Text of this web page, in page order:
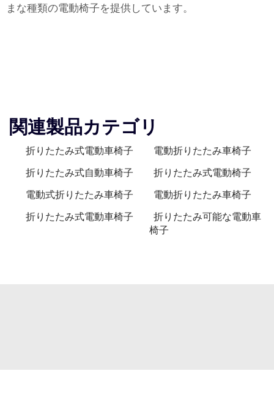
まな種類の電動椅子を提供しています。
関連製品カテゴリ
折りたたみ式電動車椅子
電動折りたたみ車椅子
折りたたみ式自動車椅子
折りたたみ式電動椅子
電動式折りたたみ車椅子
電動折りたたみ車椅子
折りたたみ式電動車椅子
折りたたみ可能な電動車
椅子